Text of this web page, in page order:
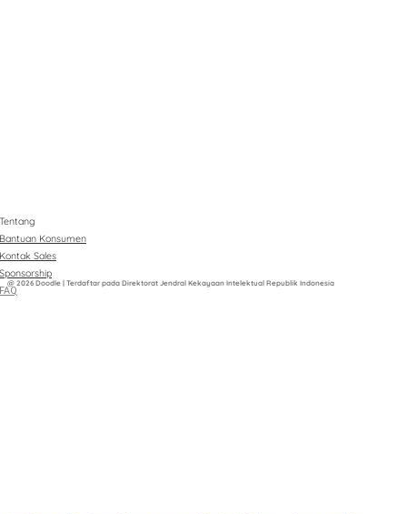
Tentang
Bantuan Konsumen
Kontak Sales
Sponsorship
FAQ
@ 2026 Doodle | Terdaftar pada Direktorat Jendral Kekayaan Intelektual Republik Indonesia